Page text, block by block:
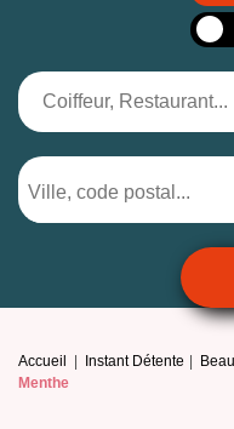
Accueil Instant Détente
Menthe